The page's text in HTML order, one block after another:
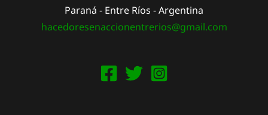
Paraná - Entre Ríos - Argentina
hacedoresenaccionentrerios@gmail.com